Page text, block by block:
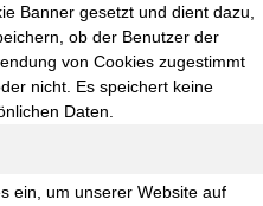
Banner gesetzt und dient dazu,
ob der Benutzer der
von Cookies zugestimmt
nicht. Es speichert keine
Daten.
ein, um unserer Website auf